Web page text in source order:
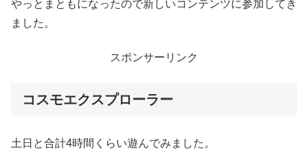
やっとまともになったので新しいコンテンツに参加してき
ました。
スポンサーリンク
コスモエクスプローラー
土日と合計4時間くらい遊んでみました。